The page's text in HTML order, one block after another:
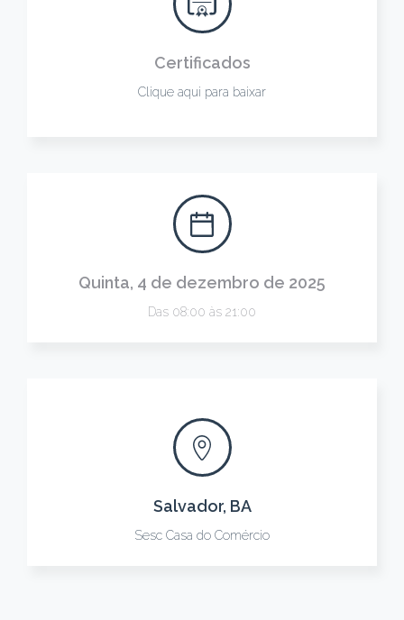
Certificados
Clique aqui para baixar
Quinta, 4 de dezembro de 2025
Das 08:00 às 21:00
Salvador, BA
Sesc Casa do Comércio